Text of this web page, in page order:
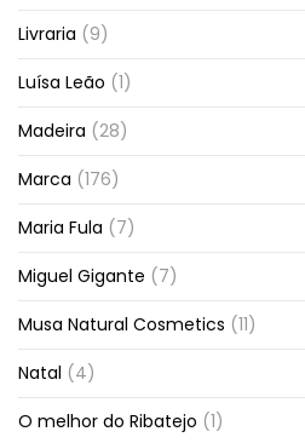
Livraria (9)
Luísa Leão (1)
Madeira (28)
Marca (176)
Maria Fula (7)
Miguel Gigante (7)
Musa Natural Cosmetics (11)
Natal (4)
O melhor do Ribatejo (1)